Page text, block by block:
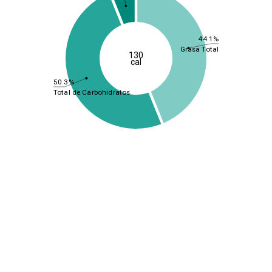
44.1%
50.3%
Grasa Total
Total de Carbohidratos
130
cal